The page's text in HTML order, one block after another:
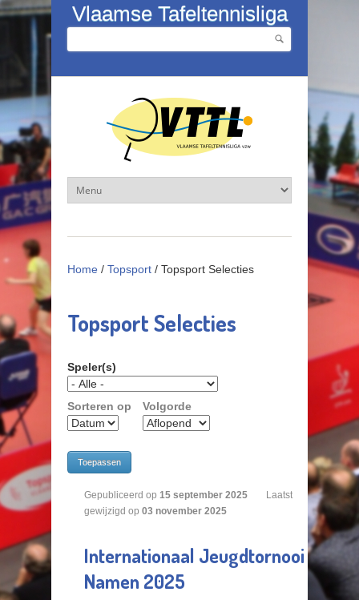
Overslaan en naar de inhoud gaan
Vlaamse Tafeltennisliga
Zoekveld
Home / Topsport / Topsport Selecties
Topsport Selecties
Speler(s)
Sorteren op Volgorde
Gepubliceerd op 15 september 2025
Laatst
gewijzigd op 03 november 2025
Internationaal Jeugdtornooi
Namen 2025